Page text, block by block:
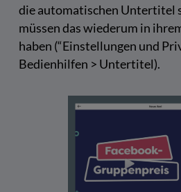
die automatischen Untertitel
müssen das wiederum in
haben (“Einstellungen und
Bedienhilfen > Untertitel).